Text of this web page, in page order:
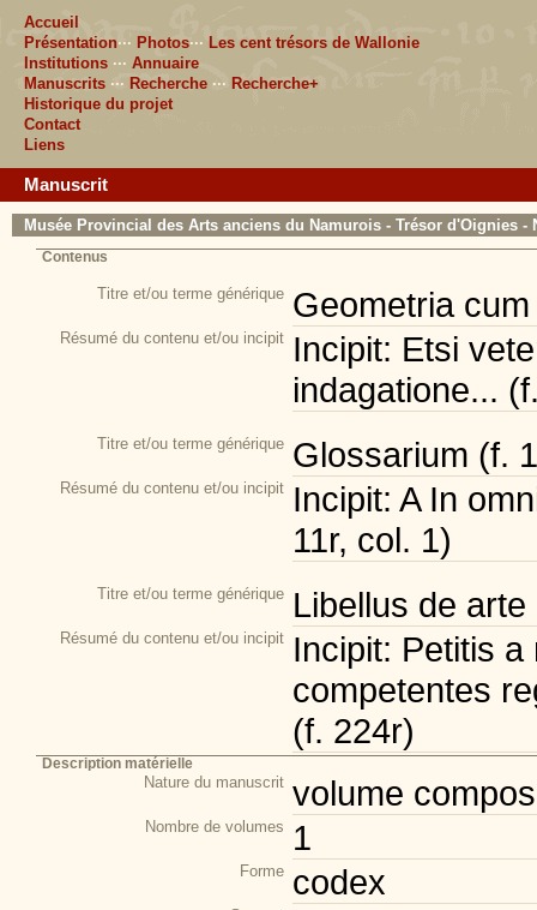
Accueil
Présentation··· Photos··· Les cent trésors de Wallonie
Institutions ··· Annuaire
Manuscrits ··· Recherche ··· Recherche+
Historique du projet
Contact
Liens
Manuscrit
Musée Provincial des Arts anciens du Namurois - Trésor d'Oignies -
Contenus
Titre et/ou terme générique Geometria
Résumé du contenu et/ou incipit Incipit: Etsi
indagatione...
Titre et/ou terme générique Glossarium (f.
Résumé du contenu et/ou incipit Incipit: A In
11r, col. 1)
Titre et/ou terme générique Libellus de
Résumé du contenu et/ou incipit Incipit: Petitis
competentes
(f. 224r)
Description matérielle
Nature du manuscrit volume
Nombre de volumes 1
Forme codex